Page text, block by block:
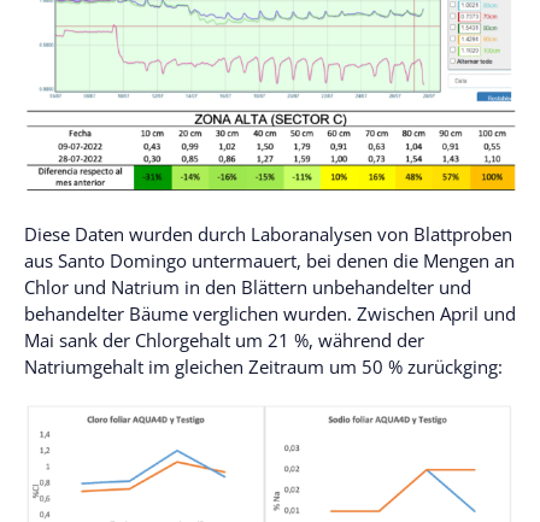
Diese Daten wurden durch Laboranalysen von Blattproben
aus Santo Domingo untermauert, bei denen die Mengen an
Chlor und Natrium in den Blättern unbehandelter und
behandelter Bäume verglichen wurden. Zwischen April und
Mai sank der Chlorgehalt um 21 %, während der
Natriumgehalt im gleichen Zeitraum um 50 % zurückging: